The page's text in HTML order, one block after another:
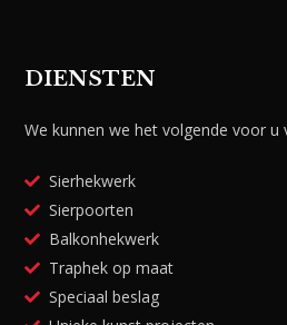
DIENSTEN
We kunnen we het volgende voor u
Sierhekwerk
Sierpoorten
Balkonhekwerk
Traphek op maat
Speciaal beslag